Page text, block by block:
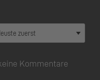
Kommentare